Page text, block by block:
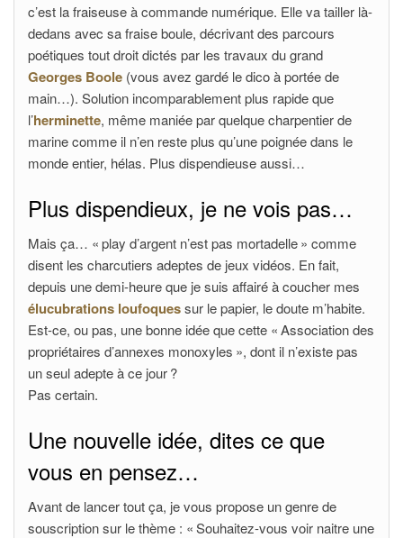
c’est la fraiseuse à commande numérique. Elle va tailler là-
dedans avec sa fraise boule, décrivant des parcours
poétiques tout droit dictés par les travaux du grand
Georges Boole (vous avez gardé le dico à portée de
main…). Solution incomparablement plus rapide que
l’herminette, même maniée par quelque charpentier de
marine comme il n’en reste plus qu’une poignée dans le
monde entier, hélas. Plus dispendieuse aussi…
Plus dispendieux, je ne vois pas…
Mais ça… « play d’argent n’est pas mortadelle » comme
disent les charcutiers adeptes de jeux vidéos. En fait,
depuis une demi-heure que je suis affairé à coucher mes
élucubrations loufoquessur le papier, le doute m’habite.
Est-ce, ou pas, une bonne idée que cette « Association des
propriétaires d’annexes monoxyles », dont il n’existe pas
un seul adepte à ce jour ?
Pas certain.
Une nouvelle idée, dites ce que
vous en pensez…
Avant de lancer tout ça, je vous propose un genre de
souscription sur le thème : « Souhaitez-vous voir naitre une